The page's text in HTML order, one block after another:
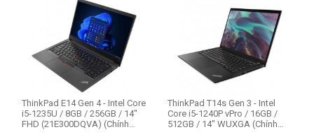
ThinkStation P340
RAM - Bộ Nhớ
8GB
16GB
32GB
64GB
ThinkPad E14 Gen 4 - Intel Core
i5-1235U / 8GB / 256GB / 14"
FHD (21E300DQVA) (Chính
ThinkPad T14s Gen 3 - Intel
Core i5-1240P vPro / 16GB /
512GB / 14" WUXGA (Chính